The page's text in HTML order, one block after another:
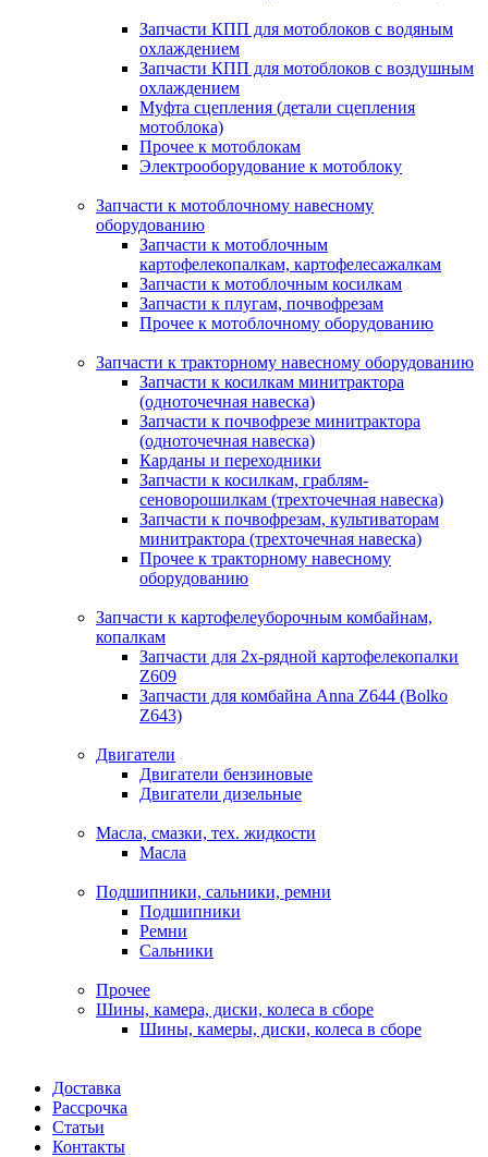
Запчасти КПП для мотоблоков с водяным
охлаждением
Запчасти КПП для мотоблоков с воздушным
охлаждением
Муфта сцепления (детали сцепления
мотоблока)
Прочее к мотоблокам
Электрооборудование к мотоблоку
Запчасти к мотоблочному навесному
оборудованию
Запчасти к мотоблочным
картофелекопалкам, картофелесажалкам
Запчасти к мотоблочным косилкам
Запчасти к плугам, почвофрезам
Прочее к мотоблочному оборудованию
Запчасти к тракторному навесному оборудованию
Запчасти к косилкам минитрактора
(одноточечная навеска)
Запчасти к почвофрезе минитрактора
(одноточечная навеска)
Карданы и переходники
Запчасти к косилкам, граблям-
сеноворошилкам (трехточечная навеска)
Запчасти к почвофрезам, культиваторам
минитрактора (трехточечная навеска)
Прочее к тракторному навесному
оборудованию
Запчасти к картофелеуборочным комбайнам,
копалкам
Запчасти для 2х-рядной картофелекопалки
Z609
Запчасти для комбайна Anna Z644 (Bolko
Z643)
Двигатели
Двигатели бензиновые
Двигатели дизельные
Масла, смазки, тех. жидкости
Масла
Подшипники, сальники, ремни
Подшипники
Ремни
Сальники
Прочее
Шины, камера, диски, колеса в сборе
Шины, камеры, диски, колеса в сборе
Доставка
Рассрочка
Статьи
Контакты